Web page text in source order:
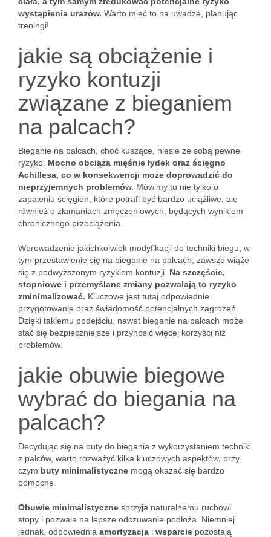
wystąpienia urazów. Warto mieć to na uwadze, planując
treningi!
jakie są obciążenie i
ryzyko kontuzji
związane z bieganiem
na palcach?
Bieganie na palcach, choć kuszące, niesie ze sobą pewne
ryzyko. Mocno obciąża mięśnie łydek oraz ścięgno
Achillesa, co w konsekwencji może doprowadzić do
nieprzyjemnych problemów. Mówimy tu nie tylko o
zapaleniu ścięgien, które potrafi być bardzo uciążliwe, ale
również o złamaniach zmęczeniowych, będących wynikiem
chronicznego przeciążenia.
Wprowadzenie jakichkolwiek modyfikacji do techniki biegu, w
tym przestawienie się na bieganie na palcach, zawsze wiąże
się z podwyższonym ryzykiem kontuzji. Na szczęście,
stopniowe i przemyślane zmiany pozwalają to ryzyko
zminimalizować. Kluczowe jest tutaj odpowiednie
przygotowanie oraz świadomość potencjalnych zagrożeń.
Dzięki takiemu podejściu, nawet bieganie na palcach może
stać się bezpieczniejsze i przynosić więcej korzyści niż
problemów.
jakie obuwie biegowe
wybrać do biegania na
palcach?
Decydując się na buty do biegania z wykorzystaniem techniki
z palców, warto rozważyć kilka kluczowych aspektów, przy
czym buty minimalistyczne mogą okazać się bardzo
pomocne.
Obuwie minimalistyczne sprzyja naturalnemu ruchowi
stopy i pozwala na lepsze odczuwanie podłoża. Niemniej
jednak, odpowiednia amortyzacja i wsparcie pozostają